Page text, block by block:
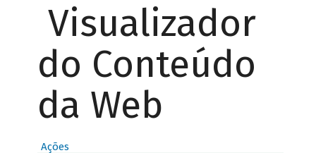
Visualizador
do Conteúdo
da Web
Ações